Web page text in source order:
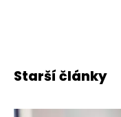
Starší články